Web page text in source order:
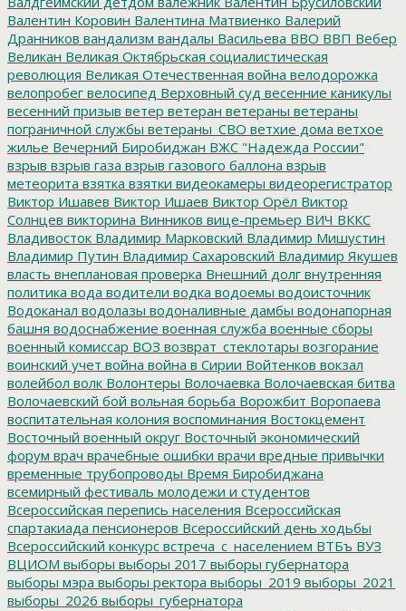
Валентин Коровин Валентина Матвиенко Валерий
Дранников вандализм вандалы Васильева ВВО ВВП Вебер
Великан Великая Октябрьская социалистическая
революция Великая Отечественная война велодорожка
велопробег велосипед Верховный суд весенние каникулы
весенний призыв ветер ветеран ветераны ветераны
пограничной службы ветераны_СВО ветхие дома ветхое
жилье Вечерний Биробиджан ВЖС "Надежда России"
взрыв взрыв газа взрыв газового баллона взрыв
метеорита взятка взятки видеокамеры видеорегистратор
Виктор Ишавев Виктор Ишаев Виктор Орёл Виктор
Солнцев викторина Винников вице-премьер ВИЧ ВККС
Владивосток Владимир Марковский Владимир Мишустин
Владимир Путин Владимир Сахаровский Владимир Якушев
власть внеплановая проверка Внешний долг внутренняя
политика вода водители водка водоемы водоисточник
Водоканал водолазы водоналивные дамбы водонапорная
башня водоснабжение военная служба военные сборы
военный комиссар ВОЗ возврат_стеклотары возгорание
воинский учет война война в Сирии Войтенков вокзал
волейбол волк Волонтеры Волочаевка Волочаевская битва
Волочаевский бой вольная борьба Ворожбит Воропаева
воспитательная колония воспоминания Востокцемент
Восточный военный округ Восточный экономический
форум врач врачебные ошибки врачи вредные привычки
временные трубопроводы Время Биробиджана
всемирный фестиваль молодежи и студентов
Всероссийская перепись населения Всероссийская
спартакиада пенсионеров Всероссийский день ходьбы
Всероссийский конкурс встреча_с_населением ВТБъ ВУЗ
ВЦИОМ выборы выборы 2017 выборы губернатора
выборы мэра выборы ректора выборы_2019 выборы_2021
выборы_2026 выборы_губернатора